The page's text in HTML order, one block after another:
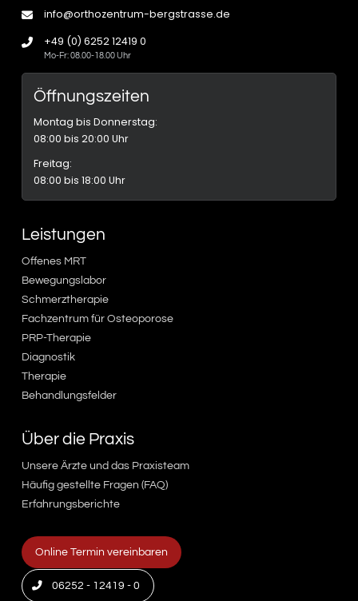
info@orthozentrum-bergstrasse.de
+49 (0) 6252 12419 0
Mo-Fr: 08.00-18.00 Uhr
Öffnungszeiten
Montag bis Donnerstag:
08:00 bis 20:00 Uhr
Freitag:
08:00 bis 18:00 Uhr
Leistungen
Offenes MRT
Bewegungslabor
Schmerztherapie
Fachzentrum für Osteoporose
PRP-Therapie
Diagnostik
Therapie
Behandlungsfelder
Über die Praxis
Unsere Ärzte und das Praxisteam
Häufig gestellte Fragen (FAQ)
Erfahrungsberichte
Online Termin vereinbaren
06252 - 12419 - 0